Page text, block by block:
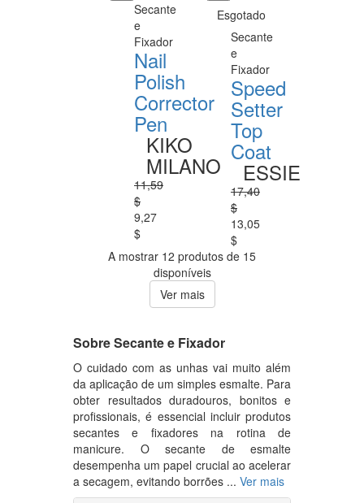
Secante
e
Fixador
Nail
Polish
Corrector
Pen
KIKO
MILANO
11,59
$
9,27
$
Esgotado
Secante
e
Fixador
Speed
Setter
Top
Coat
ESSIE
17,40
$
13,05
$
A mostrar 12 produtos de 15
disponíveis
Ver mais
Sobre Secante e Fixador
O cuidado com as unhas vai muito além
da aplicação de um simples esmalte. Para
obter resultados duradouros, bonitos e
profissionais, é essencial incluir produtos
secantes e fixadores na rotina de
manicure. O secante de esmalte
desempenha um papel crucial ao acelerar
a secagem, evitando borrões ... Ver mais